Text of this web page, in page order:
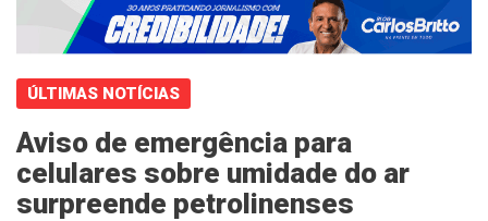
ÚLTIMAS NOTÍCIAS
Aviso de emergência para
celulares sobre umidade do ar
surpreende petrolinenses